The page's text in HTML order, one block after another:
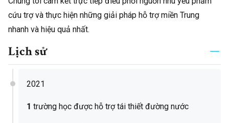
cứu trợ và thực hiện những giải pháp hỗ trợ miền Trung
nhanh và hiệu quả nhất.
Lịch sử
2021
1 trường học được hỗ trợ tái thiết đường nước